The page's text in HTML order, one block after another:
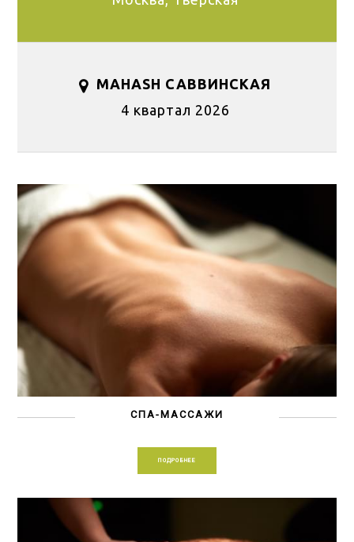
MAHASH САВВИНСКАЯ
4 квартал 2026
СПА-МАССАЖИ
ПОДРОБНЕЕ